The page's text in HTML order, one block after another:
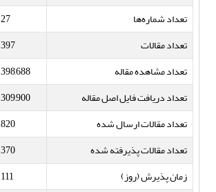
تعداد شماره‌ها
27
تعداد مقالات
397
تعداد مشاهده مقاله
398,688
تعداد دریافت فایل اصل مقاله
309,900
تعداد مقالات ارسال شده
820
تعداد مقالات پذیرفته شده
370
زمان پذیرش (روز)
111